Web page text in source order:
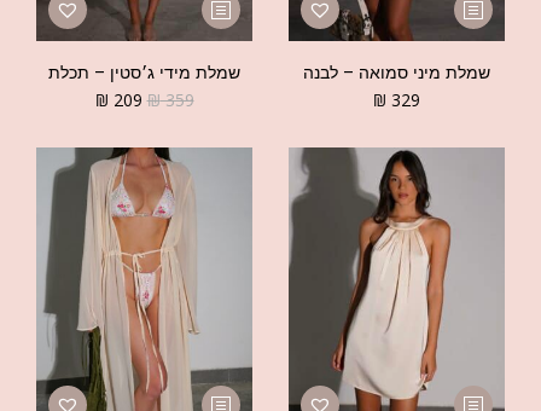
שמלת מיני סמואה – לבנה
₪ 329
שמלת מידי ג׳סטין – תכלת
₪359
₪ 209